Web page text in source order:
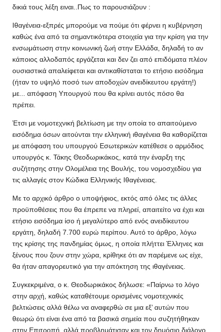
δικιά τους λέξη ειναι..Πως το παρουσιάζουν :
Ιθαγένεια-εξπρές μπορούμε να πούμε ότι φέρνει η κυβέρνηση
καθώς ένα από τα σημαντικότερα στοιχεία για την κρίση για την
ενσωμάτωση στην κοινωνική ζωή στην Ελλάδα, δηλαδή το αν
κάποιος αλλοδαπός εργάζεται και δεν ζει από επιδόματα πλέον
ουσιαστικά απαλείφεται και αντικαθίσταται το ετήσιο εισόδημα
(ήταν το υψηλό ποσό των αποδοχών ανειδίκευτου εργάτη!)
με... απόφαση Υπουργού που θα κρίνει αυτός πόσο θα
πρέπει.
Έτσι με νομοτεχνική βελτίωση με την οποία το απαιτούμενο
εισόδημα όσων αιτούνται την ελληνική ιθαγένεια θα καθορίζεται
με απόφαση του υπουργού Εσωτερικών κατέθεσε ο αρμόδιος
υπουργός κ. Τάκης Θεοδωρικάκος, κατά την έναρξη της
συζήτησης στην Ολομέλεια της Βουλής, του νομοσχεδίου για
τις αλλαγές στον Κώδικα Ελληνικής Ιθαγένειας.
Με τo αρχικό άρθρο ο υποψήφιος, εκτός από όλες τις άλλες
προϋποθέσεις που θα έπρεπε να πληρεί, απαιτείτο να έχει και
ετήσιο εισόδημα ίσο ή μεγαλύτερο από ενός ανειδίκευτου
εργάτη, δηλαδή 7.700 ευρώ περίπου. Αυτό το άρθρο, λόγω
της κρίσης της πανδημίας όμως, η οποία πλήττει Έλληνες και
ξένους που ζουν στην χώρα, κρίθηκε ότι αν παρέμενε ως είχε,
θα ήταν απαγορευτικό για την απόκτηση της ιθαγένειας.
Συγκεκριμένα, ο κ. Θεοδωρικάκος δήλωσε: «Παίρνω το λόγο
στην αρχή, καθώς καταθέτουμε ορισμένες νομοτεχνικές
βελτιώσεις αλλά θέλω να αναφερθώ σε μια εξ’ αυτών που
θεωρώ ότι είναι ένα από τα βασικά σημεία που συζητήθηκαν
στην Επιτροπή, αλλά προβλημάτισαν και τον δημόσιο διάλογο